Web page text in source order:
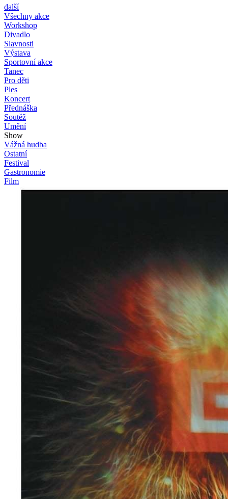
další
Všechny akce
Workshop
Divadlo
Slavnosti
Výstava
Sportovní akce
Tanec
Pro děti
Ples
Koncert
Přednáška
Soutěž
Umění
Show
Vážná hudba
Ostatní
Festival
Gastronomie
Film